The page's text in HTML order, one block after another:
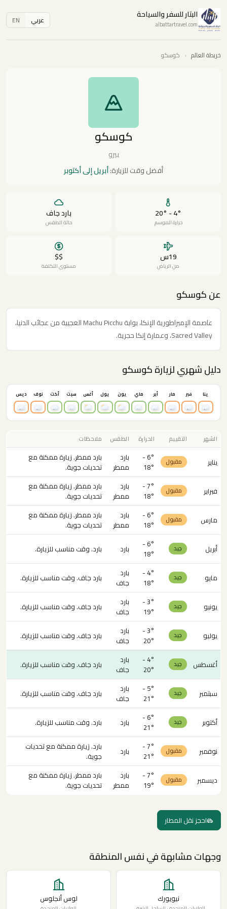
البتار للسفر والسياحة
albattartravel.com عربي EN
خريطة العالم › كوسكو
كوسكو
بيرو
أفضل وقت للزيارة:أبريل إلى أكتوبر
4° - 20°
حرارة الموسم
بارد جاف
حالة الطقس
19س
من الرياض
$$
مستوى التكلفة
عن كوسكو
عاصمة الإمبراطورية الإنكا، بوابة Machu Picchu العجيبة من عجائب الدنيا،
Sacred Valley، وعمارة إنكا حجرية.
دليل شهري لزيارة كوسكو
ينا فبر مار أبر ماي يون يول أغس سبت أكت نوف ديس
الشهر التقييم الحرارة الطقس ملاحظات
يناير مقبول
6° -
18°
بارد
ممطر
بارد ممطر. زيارة ممكنة مع
تحديات جوية.
فبراير
مقبول
7° -
18°
بارد
ممطر
بارد ممطر. زيارة ممكنة مع
تحديات جوية.
مارس
مقبول
6° -
18°
بارد
ممطر
بارد ممطر. زيارة ممكنة مع
تحديات جوية.
أبريل
جيد
6° -
18°
بارد بارد. وقت مناسب للزيارة.
مايو جيد
4° -
18°
بارد
جاف
بارد جاف. وقت مناسب للزيارة.
يونيو جيد
3° -
19°
بارد
جاف
بارد جاف. وقت مناسب للزيارة.
يوليو جيد
3° -
20°
بارد
جاف
بارد جاف. وقت مناسب للزيارة.
أغسطس جيد
4° -
20°
بارد
جاف
بارد جاف. وقت مناسب للزيارة.
سبتمبر جيد
5° -
21°
بارد
جاف
بارد جاف. وقت مناسب للزيارة.
أكتوبر جيد
6° -
21°
بارد بارد. وقت مناسب للزيارة.
نوفمبر مقبول
7° -
21°
بارد
بارد. زيارة ممكنة مع تحديات
جوية.
ديسمبر
مقبول
7° -
19°
بارد
ممطر
بارد ممطر. زيارة ممكنة مع
تحديات جوية.
احجز نقل المطار
وجهات مشابهة في نفس المنطقة
نيويورك لوس أنجلوس